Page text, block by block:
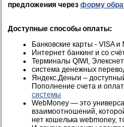
предложения через форму
Доступные способы оплаты:
Банковские карты - VISA и
Интернет банкинг и со
Терминалы QIWI,
система денежных
Яндекс.Деньги –
Пополнение счета и
системы
WebMoney — это
взаимоотношений,
нет кошелька webmoney,